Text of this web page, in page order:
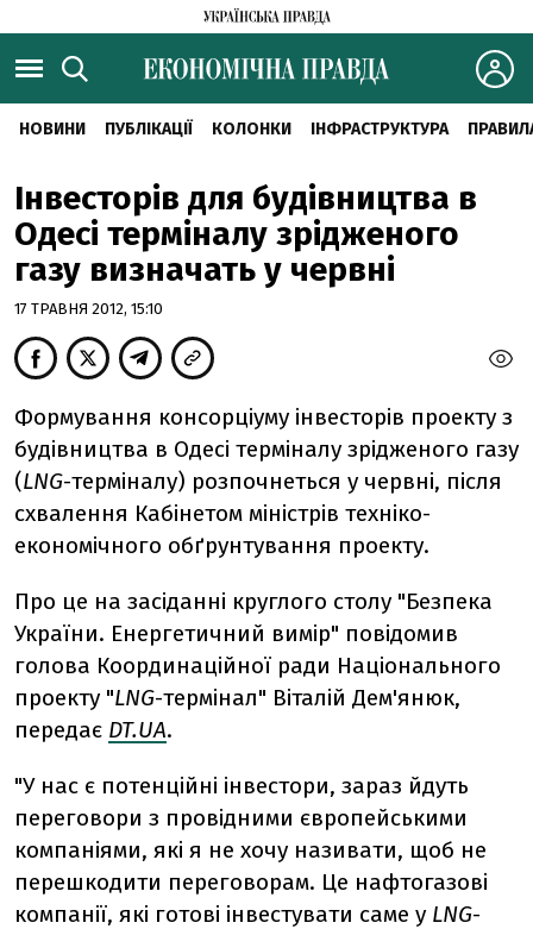
НОВИНИ ПУБЛІКАЦІЇ КОЛОНКИ ІНФРАСТРУКТУРА
Інвесторів для будівництва в
Одесі терміналу зрідженого
газу визначать у червні
17 ТРАВНЯ 2012, 15:10
Формування консорціуму інвесторів проекту з
будівництва в Одесі терміналу зрідженого газу
(LNG-терміналу) розпочнеться у червні, після
схвалення Кабінетом міністрів техніко-
економічного обґрунтування проекту.
Про це на засіданні круглого столу "Безпека
України. Енергетичний вимір" повідомив
голова Координаційної ради Національного
проекту "LNG-термінал" Віталій Дем'янюк,
передає DT.UA.
"У нас є потенційні інвестори, зараз йдуть
переговори з провідними європейськими
компаніями, які я не хочу називати, щоб не
перешкодити переговорам. Це нафтогазові
компанії, які готові інвестувати саме у LNG-